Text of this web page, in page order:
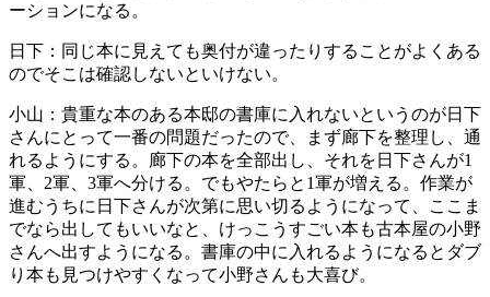
ーションになる。
日下：同じ本に見えても奥付が違ったりすることがよくある
のでそこは確認しないといけない。
小山：貴重な本のある本邸の書庫に入れないというのが日下
さんにとって一番の問題だったので、まず廊下を整理し、通
れるようにする。廊下の本を全部出し、それを日下さんが1
軍、2軍、3軍へ分ける。でもやたらと1軍が増える。作業が
進むうちに日下さんが次第に思い切るようになって、ここま
でなら出してもいいなと、けっこうすごい本も古本屋の小野
さんへ出すようになる。書庫の中に入れるようになるとダブ
り本も見つけやすくなって小野さんも大喜び。